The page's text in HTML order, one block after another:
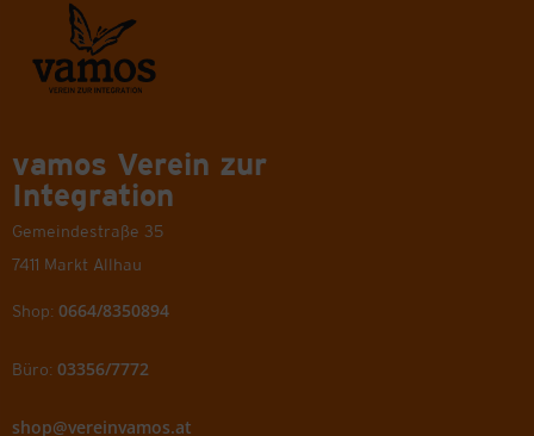
vamos Verein zur
Integration
Gemeindestraße 35
7411 Markt Allhau
Shop: 0664/8350894
Büro: 03356/7772
shop@vereinvamos.at